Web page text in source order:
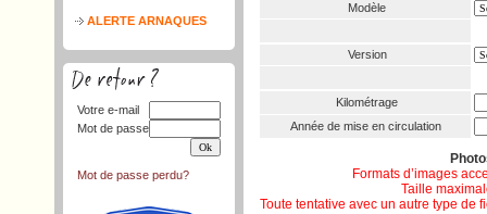
ALERTE ARNAQUES
Votre e-mail
Mot de passe
Mot de passe perdu?
Modèle
Version
Kilométrage
Année de mise en circulation
Formats d’images
Taille
Toute tentative avec un autre type de